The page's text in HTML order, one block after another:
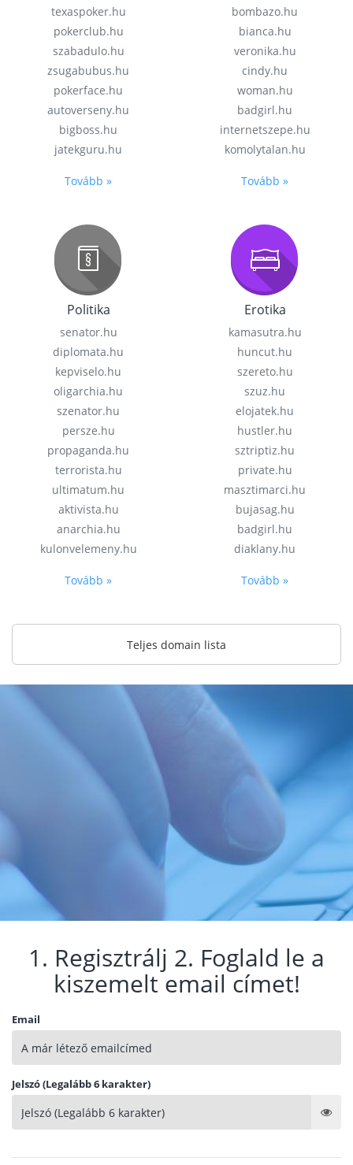
texaspoker.hu
pokerclub.hu
szabadulo.hu
zsugabubus.hu
pokerface.hu
autoverseny.hu
bigboss.hu
jatekguru.hu
Tovább »
bombazo.hu
bianca.hu
veronika.hu
cindy.hu
woman.hu
badgirl.hu
internetszepe.hu
komolytalan.hu
Tovább »
Politika
senator.hu
diplomata.hu
kepviselo.hu
oligarchia.hu
szenator.hu
persze.hu
propaganda.hu
terrorista.hu
ultimatum.hu
aktivista.hu
anarchia.hu
kulonvelemeny.hu
Tovább »
Erotika
kamasutra.hu
huncut.hu
szereto.hu
szuz.hu
elojatek.hu
hustler.hu
sztriptiz.hu
private.hu
masztimarci.hu
bujasag.hu
badgirl.hu
diaklany.hu
Tovább »
Teljes domain lista
1. Regisztrálj 2. Foglald le a
kiszemelt email címet!
Email
Jelszó (Legalább 6 karakter)